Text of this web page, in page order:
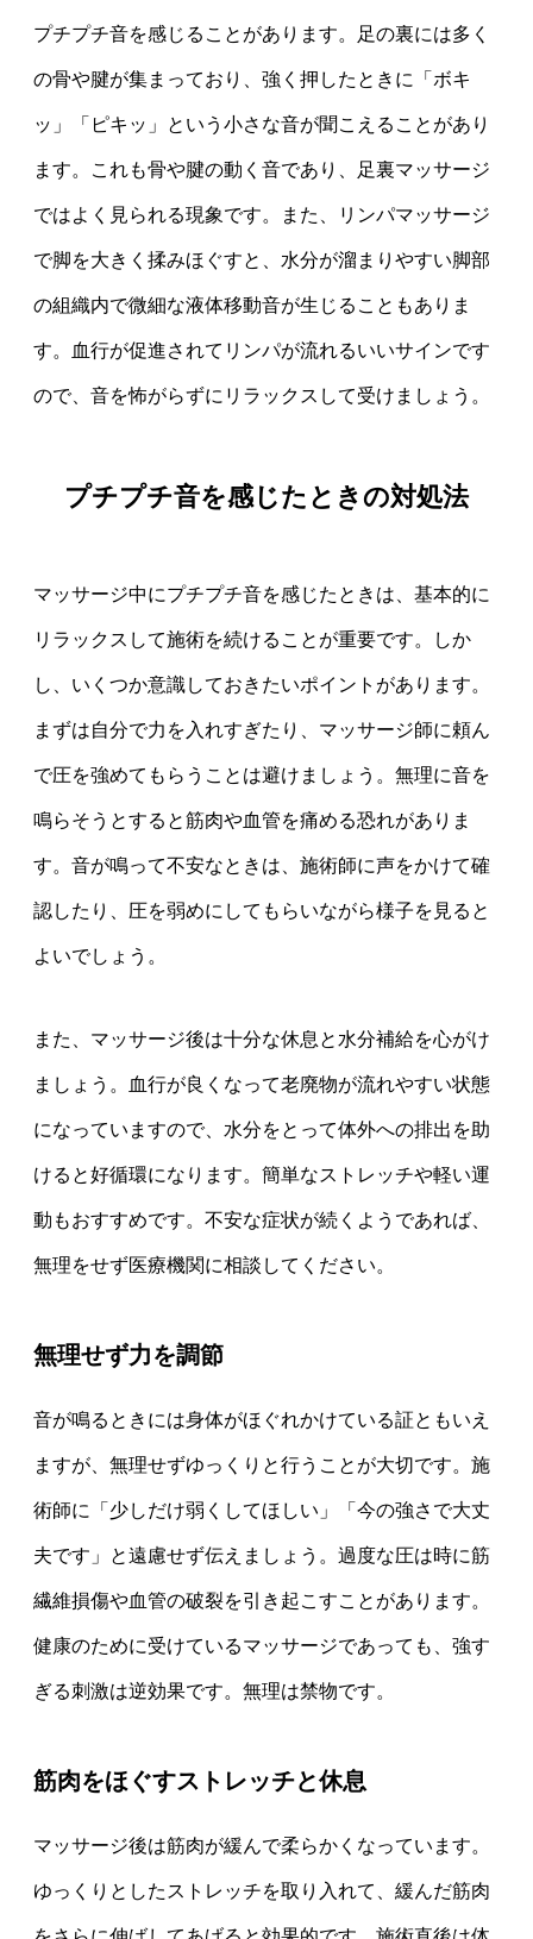
プチプチ音を感じることがあります。足の裏には多く
の骨や腱が集まっており、強く押したときに「ボキ
ッ」「ピキッ」という小さな音が聞こえることがあり
ます。これも骨や腱の動く音であり、足裏マッサージ
ではよく見られる現象です。また、リンパマッサージ
で脚を大きく揉みほぐすと、水分が溜まりやすい脚部
の組織内で微細な液体移動音が生じることもありま
す。血行が促進されてリンパが流れるいいサインです
ので、音を怖がらずにリラックスして受けましょう。
プチプチ音を感じたときの対処法
マッサージ中にプチプチ音を感じたときは、基本的に
リラックスして施術を続けることが重要です。しか
し、いくつか意識しておきたいポイントがあります。
まずは自分で力を入れすぎたり、マッサージ師に頼ん
で圧を強めてもらうことは避けましょう。無理に音を
鳴らそうとすると筋肉や血管を痛める恐れがありま
す。音が鳴って不安なときは、施術師に声をかけて確
認したり、圧を弱めにしてもらいながら様子を見ると
よいでしょう。
また、マッサージ後は十分な休息と水分補給を心がけ
ましょう。血行が良くなって老廃物が流れやすい状態
になっていますので、水分をとって体外への排出を助
けると好循環になります。簡単なストレッチや軽い運
動もおすすめです。不安な症状が続くようであれば、
無理をせず医療機関に相談してください。
無理せず力を調節
音が鳴るときには身体がほぐれかけている証ともいえ
ますが、無理せずゆっくりと行うことが大切です。施
術師に「少しだけ弱くしてほしい」「今の強さで大丈
夫です」と遠慮せず伝えましょう。過度な圧は時に筋
繊維損傷や血管の破裂を引き起こすことがあります。
健康のために受けているマッサージであっても、強す
ぎる刺激は逆効果です。無理は禁物です。
筋肉をほぐすストレッチと休息
マッサージ後は筋肉が緩んで柔らかくなっています。
ゆっくりとしたストレッチを取り入れて、緩んだ筋肉